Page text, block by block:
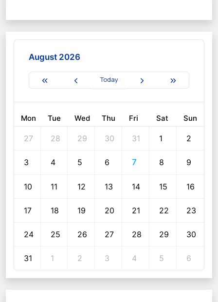
August 2026
Today
Mon Tue Wed Thu Fri Sat Sun
27 28 29 30 31 1 2
3 4 5 6 7 8 9
10 11 12 13 14 15 16
17 18 19 20 21 22 23
24 25 26 27 28 29 30
31 1 2 3 4 5 6